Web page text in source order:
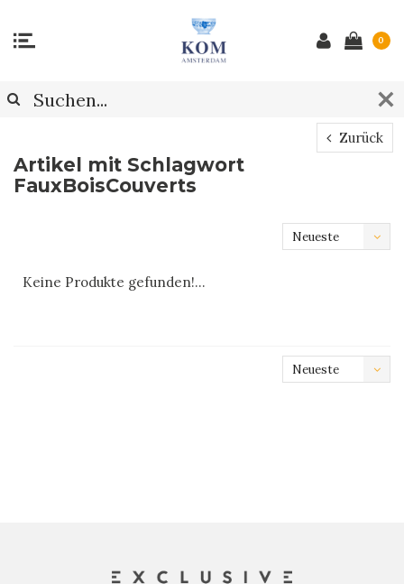
0
Zurück
Artikel mit Schlagwort
FauxBoisCouverts
Neueste
Keine Produkte gefunden!...
Neueste